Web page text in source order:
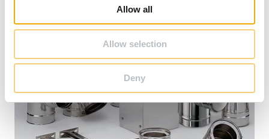
Allow all
Allow selection
Deny